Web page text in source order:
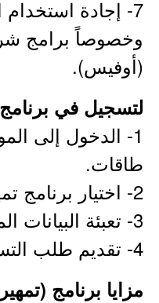
7- إجادة
وخصوصاً برامج
(أوفيس).
لتسجيل في
1- الدخول إلى
طاقات.
2- اختيار برنامج تمهير.
3- تعبئة البيانات المطلوبة لتسجيل.
4- تقديم طلب التسجيل.
مزايا برنامج